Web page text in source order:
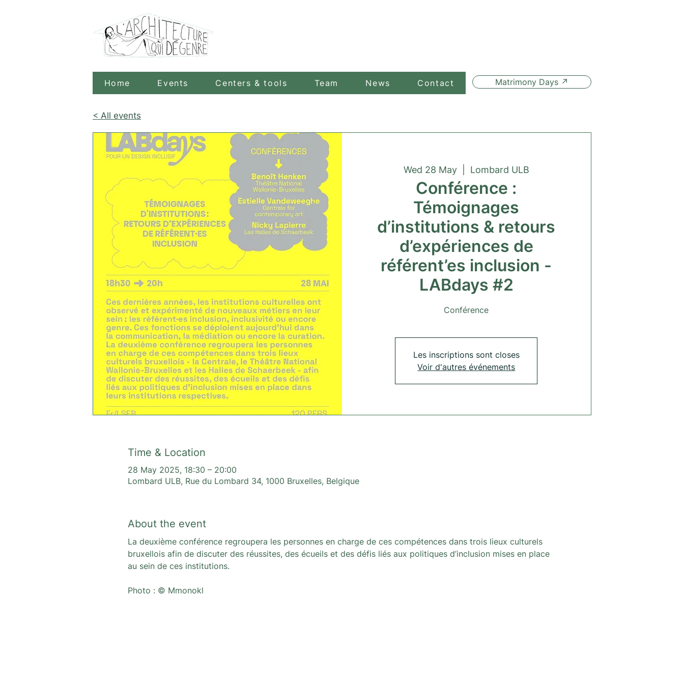
Home Events Centers & tools Team News Contact Matrimony Days ↗
< All events
Wed 28 May
  |
Lombard ULB
Conférence :
Témoignages
d’institutions & retours
d’expériences de
référent’es inclusion -
LABdays #2
Conférence
Les inscriptions sont closes
Voir d'autres événements
Time & Location
28 May 2025, 18:30 – 20:00
Lombard ULB, Rue du Lombard 34, 1000 Bruxelles, Belgique
About the event
La deuxième conférence regroupera les personnes en charge de ces compétences dans trois lieux culturels
bruxellois afin de discuter des réussites, des écueils et des défis liés aux politiques d’inclusion mises en place
au sein de ces institutions.
Photo : © Mmonokl